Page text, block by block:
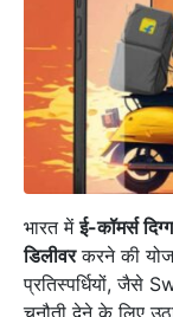
भारत मेंई-कॉमर्स
डिलीवरकरने की
प्रतिस्पर्धियों,